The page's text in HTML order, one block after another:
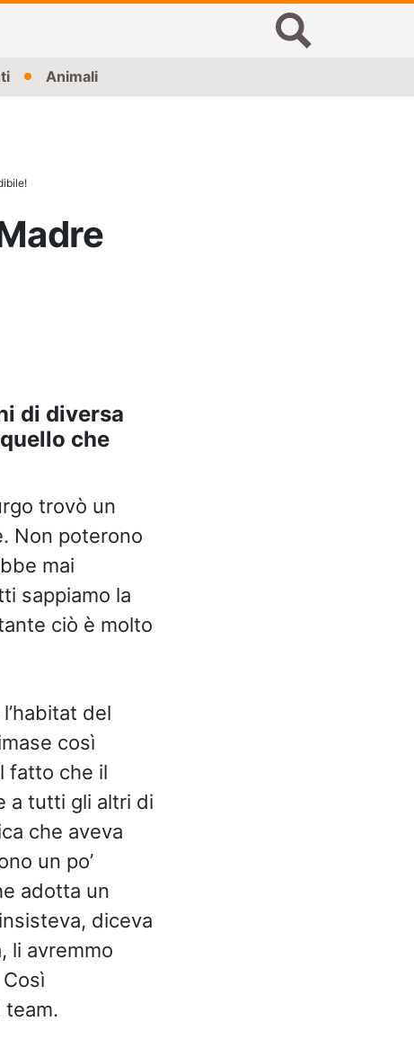
Animali
di diversa
che
trovò un
Non poterono
mai
sappiamo la
ciò è molto
del
così
fatto che il
a tutti gli altri di
che aveva
un po’
adotta un
diceva
li avremmo
team.